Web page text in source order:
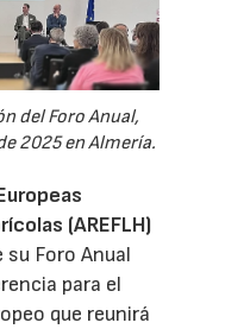
del Foro Anual,
2025 en Almería.
(AREFLH)
su Foro Anual
para el
que reunirá